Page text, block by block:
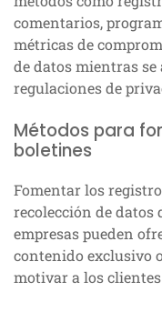
comentarios,
métricas de
de datos mientras
regulaciones de
Métodos para
boletines
Fomentar los
recolección de datos
empresas pueden
contenido exclusivo
motivar a los